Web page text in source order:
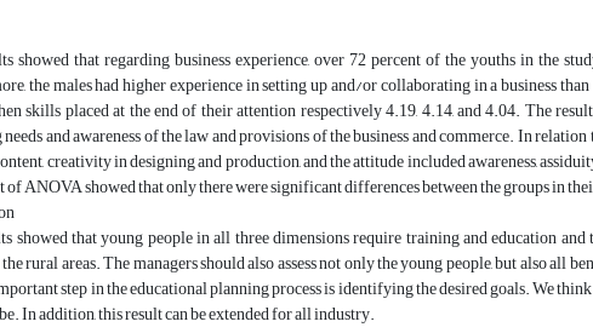
showed that regarding business experience, over 72 percent of the youths in the
the males had higher experience in setting up and/or collaborating in a business
skills placed at the end of their attention respectively 4.19, 4.14, and 4.04. The
and awareness of the law and provisions of the business and commerce. In
creativity in designing and production, and the attitude included awareness,
of ANOVA showed that only there were significant differences between the groups in
showed that young people in all three dimensions require training and education
rural areas. The managers should also assess not only the young people, but also all
step in the educational planning process is identifying the desired goals. We
In addition, this result can be extended for all industry.